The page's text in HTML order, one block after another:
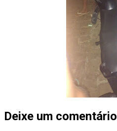
Deixe um comentário